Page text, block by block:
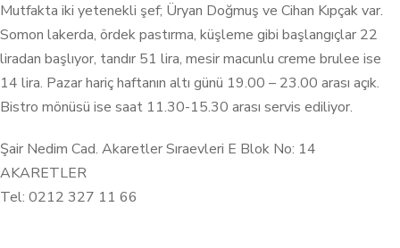
Mutfakta iki yetenekli şef; Üryan Doğmuş ve Cihan Kıpçak var.
Somon lakerda, ördek pastırma, küşleme gibi başlangıçlar 22
liradan başlıyor, tandır 51 lira, mesir macunlu creme brulee ise
14 lira. Pazar hariç haftanın altı günü 19.00 – 23.00 arası açık.
Bistro mönüsü ise saat 11.30-15.30 arası servis ediliyor.
Şair Nedim Cad. Akaretler Sıraevleri E Blok No: 14
AKARETLER
Tel: 0212 327 11 66